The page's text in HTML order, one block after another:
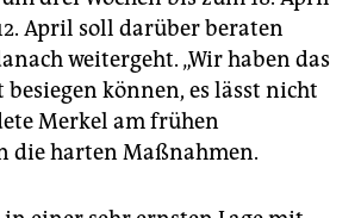
April soll darüber beraten
weitergeht. „Wir haben das
können, es lässt nicht
Merkel am frühen
die harten Maßnahmen.